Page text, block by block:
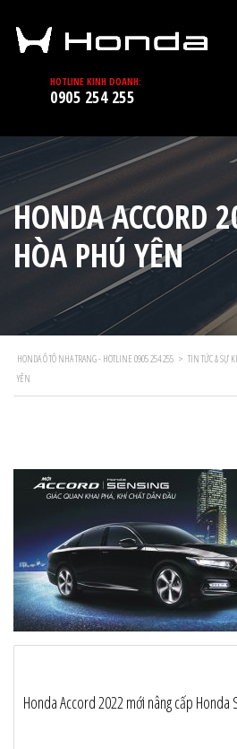
HOTLINE KINH DOANH:
0905 254 255
HONDA ACCORD
HÒA PHÚ YÊN
HONDA Ô TÔ NHA TRANG - HOTLINE 0905 254 255 > TIN TỨC & SỰ
YÊN
Honda Accord 2022 mới nâng cấp Honda